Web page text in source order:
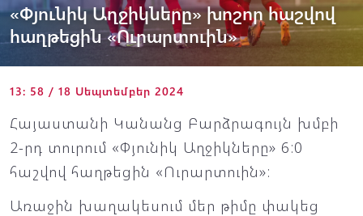
«Փյունիկ Աղջիկները» խոշոր հաշվով
հաղթեցին «Ուրարտուին»
13: 58 / 18 Սեպտեմբեր 2024
Հայաստանի Կանանց Բարձրագույն խմբի
2-րդ տուրում «Փյունիկ Աղջիկները» 6:0
հաշվով հաղթեցին «Ուրարտուին»:
Առաջին խաղակեսում մեր թիմը փակեց